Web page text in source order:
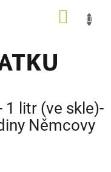
1 litr (ve skle)-
Němcovy